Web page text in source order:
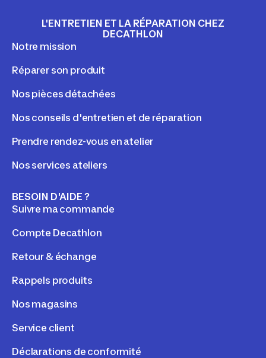
L'ENTRETIEN ET LA RÉPARATION CHEZ
DECATHLON
Notre mission
Réparer son produit
Nos pièces détachées
Nos conseils d'entretien et de réparation
Prendre rendez-vous en atelier
Nos services ateliers
BESOIN D'AIDE ?
Suivre ma commande
Compte Decathlon
Retour & échange
Rappels produits
Nos magasins
Service client
Déclarations de conformité